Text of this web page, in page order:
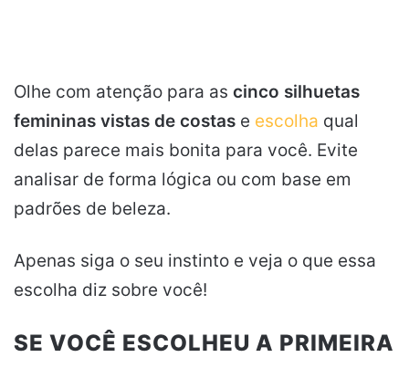
Olhe com atenção para as cinco silhuetas
femininas vistas de costas e escolha qual
delas parece mais bonita para você. Evite
analisar de forma lógica ou com base em
padrões de beleza.
Apenas siga o seu instinto e veja o que essa
escolha diz sobre você!
SE VOCÊ ESCOLHEU A PRIMEIRA